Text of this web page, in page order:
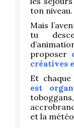
ton niveau.
Mais
tu
proposer
créatives
Et
est
et la